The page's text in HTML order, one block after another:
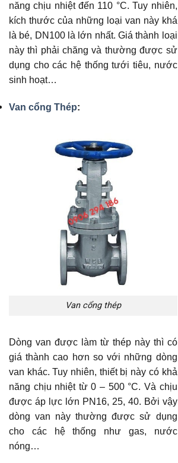
năng chịu nhiệt đến 110 °C. Tuy nhiên,
kích thước của những loại van này khá
là bé, DN100 là lớn nhất. Giá thành loại
này thì phải chăng và thường được sử
dụng cho các hệ thống tưới tiêu, nước
sinh hoạt…
Van cổng Thép:
Van cổng thép
Dòng van được làm từ thép này thì có
giá thành cao hơn so với những dòng
van khác. Tuy nhiên, thiết bị này có khả
năng chịu nhiệt từ 0 – 500 °C. Và chịu
được áp lực lớn PN16, 25, 40. Bởi vậy
dòng van này thường được sử dụng
cho các hệ thống như gas, nước
nóng…